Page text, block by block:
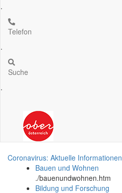
.
Telefon
.
Suche
.
Coronavirus: Aktuelle Informationen
Bauen und Wohnen
./bauenundwohnen.htm
Bildung und Forschung